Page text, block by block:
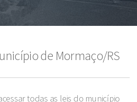
de Mormaço/RS
todas as leis do município